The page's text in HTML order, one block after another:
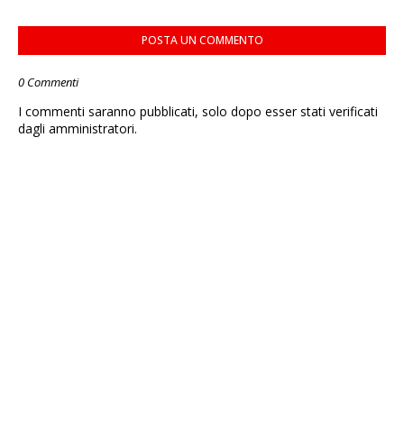
POSTA UN COMMENTO
0 Commenti
I commenti saranno pubblicati, solo dopo esser stati verificati
dagli amministratori.